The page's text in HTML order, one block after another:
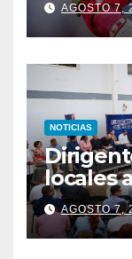
AGOSTO 7,
NOTICIAS
locales
para
desde
AGOSTO 7,